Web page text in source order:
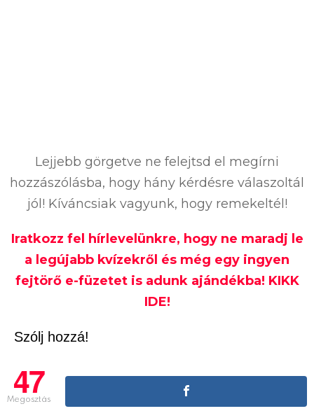
Lejjebb görgetve ne felejtsd el megírni
hozzászólásba, hogy hány kérdésre válaszoltál
jól! Kíváncsiak vagyunk, hogy remekeltél!
Iratkozz fel hírlevelünkre, hogy ne maradj le
a legújabb kvízekről és még egy ingyen
fejtörő e-füzetet is adunk ajándékba! KIKK
IDE!
Szólj hozzá!
47
Megosztás